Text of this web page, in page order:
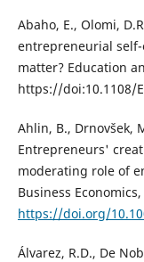
Abaho, E., Olomi,
entrepreneurial
matter? Education
https://doi:10.1108/
Ahlin, B., Drnovšek,
Entrepreneurs'
moderating role of
Business
https://doi.org/
Álvarez, R.D., De